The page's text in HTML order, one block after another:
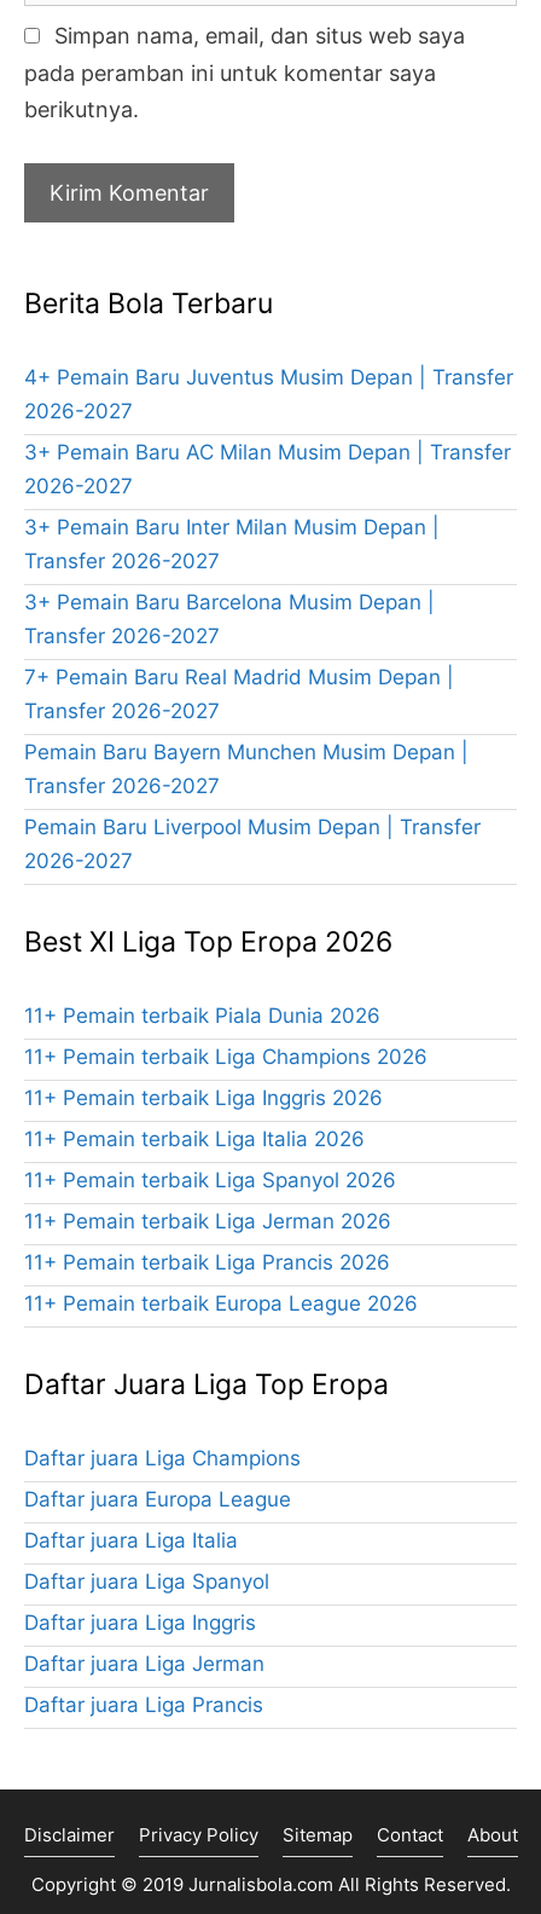
Simpan nama, email, dan situs web saya
pada peramban ini untuk komentar saya
berikutnya.
Berita Bola Terbaru
4+ Pemain Baru Juventus Musim Depan | Transfer
2026-2027
3+ Pemain Baru AC Milan Musim Depan | Transfer
2026-2027
3+ Pemain Baru Inter Milan Musim Depan |
Transfer 2026-2027
3+ Pemain Baru Barcelona Musim Depan |
Transfer 2026-2027
7+ Pemain Baru Real Madrid Musim Depan |
Transfer 2026-2027
Pemain Baru Bayern Munchen Musim Depan |
Transfer 2026-2027
Pemain Baru Liverpool Musim Depan | Transfer
2026-2027
Best XI Liga Top Eropa 2026
11+ Pemain terbaik Piala Dunia 2026
11+ Pemain terbaik Liga Champions 2026
11+ Pemain terbaik Liga Inggris 2026
11+ Pemain terbaik Liga Italia 2026
11+ Pemain terbaik Liga Spanyol 2026
11+ Pemain terbaik Liga Jerman 2026
11+ Pemain terbaik Liga Prancis 2026
11+ Pemain terbaik Europa League 2026
Daftar Juara Liga Top Eropa
Daftar juara Liga Champions
Daftar juara Europa League
Daftar juara Liga Italia
Daftar juara Liga Spanyol
Daftar juara Liga Inggris
Daftar juara Liga Jerman
Daftar juara Liga Prancis
Disclaimer Privacy Policy Sitemap Contact About
Copyright © 2019 Jurnalisbola.com All Rights Reserved.